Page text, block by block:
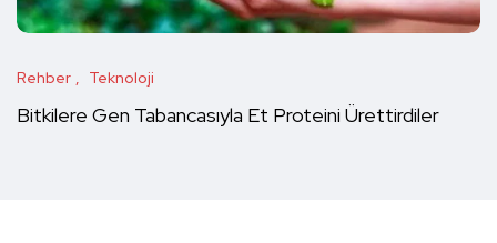
Rehber Teknoloji
Bitkilere Gen Tabancasıyla Et Proteini Ürettirdiler